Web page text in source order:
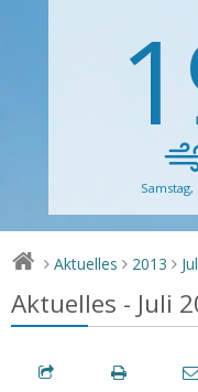
Samstag,
> Aktuelles > 2013 >
Aktuelles - Juli